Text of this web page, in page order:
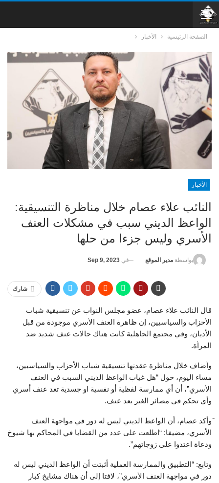
الصفحة الرئيسية الأخبار
الأخبار
النائب علاء عصام خلال مناظرة التنسيقية:
الواعظ الديني سبب في مشكلات العنف
الأسري وليس جزءا من حلها
بواسطة مدير الموقع في Sep 9, 2023
شارك
قال النائب علاء عصام، عضو مجلس النواب عن تنسيقية شباب
الأحزاب والسياسيين، إن ظاهرة العنف الأسري موجودة من قبل
الأديان، وفي مجتمع الجاهلية كانت هناك حالات عنف شديد ضد
المرأة.
وأضاف خلال مناظرة عقدتها تنسيقية شباب الأحزاب والسياسيين،
مساء اليوم، حول “هل غياب الواعظ الديني السبب في العنف
الأسري”، أن أي ممارسة لفظية أو نفسية او جسدية تعد عنف أسري
وأي تحكم في مصائر الغير يعد عنف.
َوأكد عصام، أن الواعظ الديني ليس له دور في مواجهة العنف
الأسري، مضيفا: “اطلعت على عدد من القضايا في المحاكم بها شيوخ
ودعاة اعتدوا على زوجاتهم”.
وتابع: “التطبيق والممارسة العملية أثبتت أن الواعظ الديني ليس له
دور في مواجهة العنف الأسري”، لافتا إلى أن هناك مشايخ كبار